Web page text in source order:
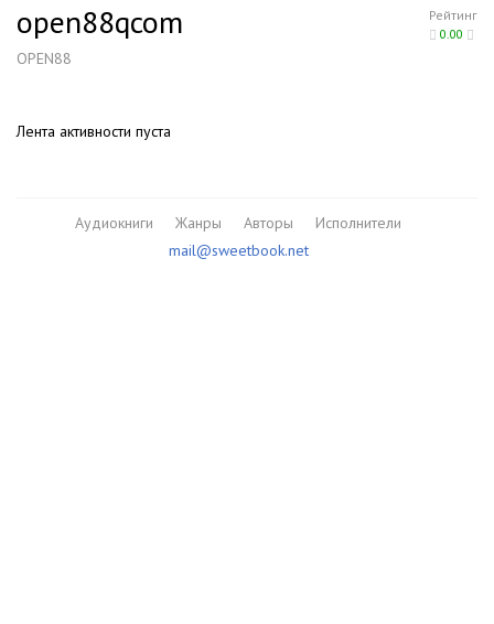
Рейтинг
0.00
open88qcom
OPEN88
Лента активности пуста
Аудиокниги Жанры Авторы
Исполнители
mail@sweetbook.net